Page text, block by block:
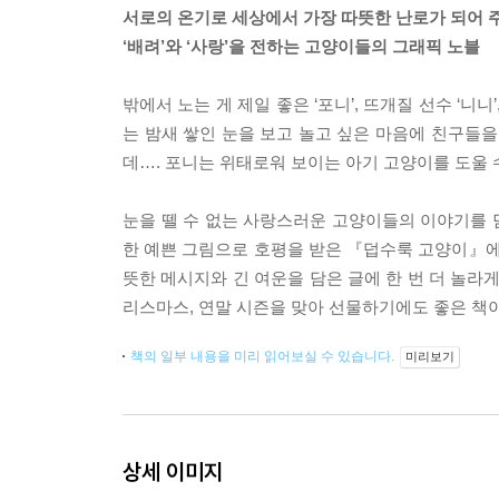
서로의 온기로 세상에서 가장 따뜻한 난로가 되어
‘배려’와 ‘사랑’을 전하는 고양이들의 그래픽 노블
밖에서 노는 게 제일 좋은 ‘포니’, 뜨개질 선수 ‘니
는 밤새 쌓인 눈을 보고 놀고 싶은 마음에 친구들
데…. 포니는 위태로워 보이는 아기 고양이를 도울
눈을 뗄 수 없는 사랑스러운 고양이들의 이야기를
한 예쁜 그림으로 호평을 받은 『덥수룩 고양이』
뜻한 메시지와 긴 여운을 담은 글에 한 번 더 놀라
리스마스, 연말 시즌을 맞아 선물하기에도 좋은 책
책의 일부 내용을 미리 읽어보실 수 있습니다. 미리보기
상세 이미지